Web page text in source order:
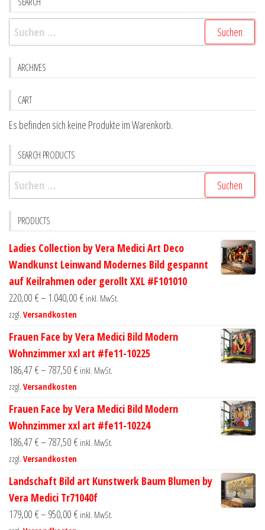
Optionen
auf
Produktseite
werden
auf
Suchen
nach:
ARCHIVES
CART
Es befinden sich keine Produkte im Warenkorb.
SEARCH PRODUCTS
Suchen
nach:
PRODUCTS
Ladies Collection by Vera Medici Art Deco
Wandkunst Leinwand Modernes Bild gespannt
auf Keilrahmen oder gerollt XXL #F101010
220,00 €– 1.040,00 € inkl. MwSt.
zzgl. Versandkosten
Frauen Face by Vera Medici Bild Modern
Wohnzimmer xxl art #fe11-10225
186,47 €–787,50 € inkl. MwSt.
zzgl. Versandkosten
Frauen Face by Vera Medici Bild Modern
Wohnzimmer xxl art #fe11-10224
186,47 €–787,50 € inkl. MwSt.
zzgl. Versandkosten
Landschaft Bild art Kunstwerk Baum Blumen by
Vera Medici Tr71040f
179,00 €–950,00 € inkl. MwSt.